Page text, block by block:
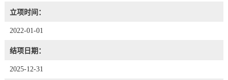
立项时间：
2022-01-01
结项日期：
2025-12-31